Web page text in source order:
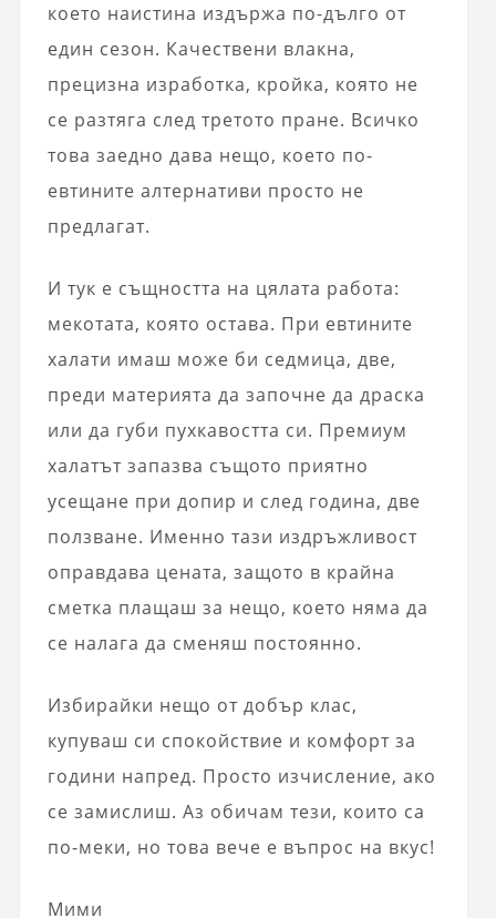
което наистина издържа по-дълго от
един сезон. Качествени влакна,
прецизна изработка, кройка, която не
се разтяга след третото пране. Всичко
това заедно дава нещо, което по-
евтините алтернативи просто не
предлагат.
И тук е същността на цялата работа:
мекотата, която остава. При евтините
халати имаш може би седмица, две,
преди материята да започне да драска
или да губи пухкавостта си. Премиум
халатът запазва същото приятно
усещане при допир и след година, две
ползване. Именно тази издръжливост
оправдава цената, защото в крайна
сметка плащаш за нещо, което няма да
се налага да сменяш постоянно.
Избирайки нещо от добър клас,
купуваш си спокойствие и комфорт за
години напред. Просто изчисление, ако
се замислиш. Аз обичам тези, които са
по-меки, но това вече е въпрос на вкус!
Мими